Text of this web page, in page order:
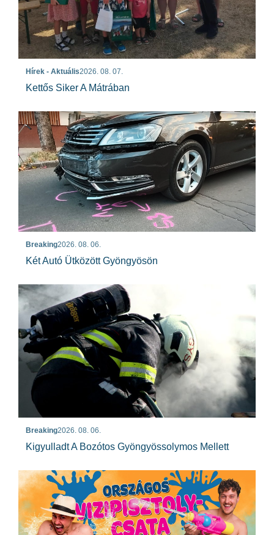
Hírek - Aktuális2026. 08. 07.
Kettős Siker A Mátrában
Breaking2026. 08. 06.
Két Autó Ütközött Gyöngyösön
Breaking2026. 08. 06.
Kigyulladt A Bozótos Gyöngyössolymos Mellett